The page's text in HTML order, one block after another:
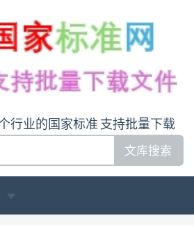
行业的国家标准 支持批量下载
文库搜索